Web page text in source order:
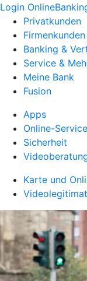
Login
Privatkunden
Firmenkunden
Banking &
Service &
Meine Bank
Fusion
Apps
Online-
Sicherheit
Karte und